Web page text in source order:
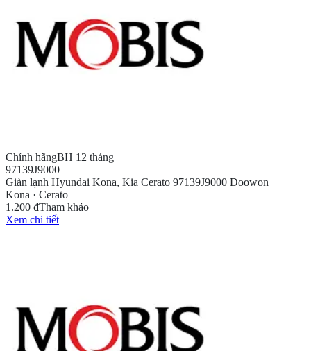
Chính hãngBH 12 tháng
97139J9000
Giàn lạnh Hyundai Kona, Kia Cerato 97139J9000 Doowon
Kona · Cerato
1.200 ₫Tham khảo
Xem chi tiết